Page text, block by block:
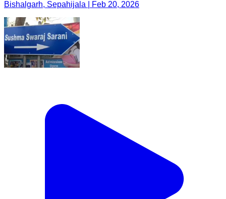
Bishalgarh, Sepahijala | Feb 20, 2026